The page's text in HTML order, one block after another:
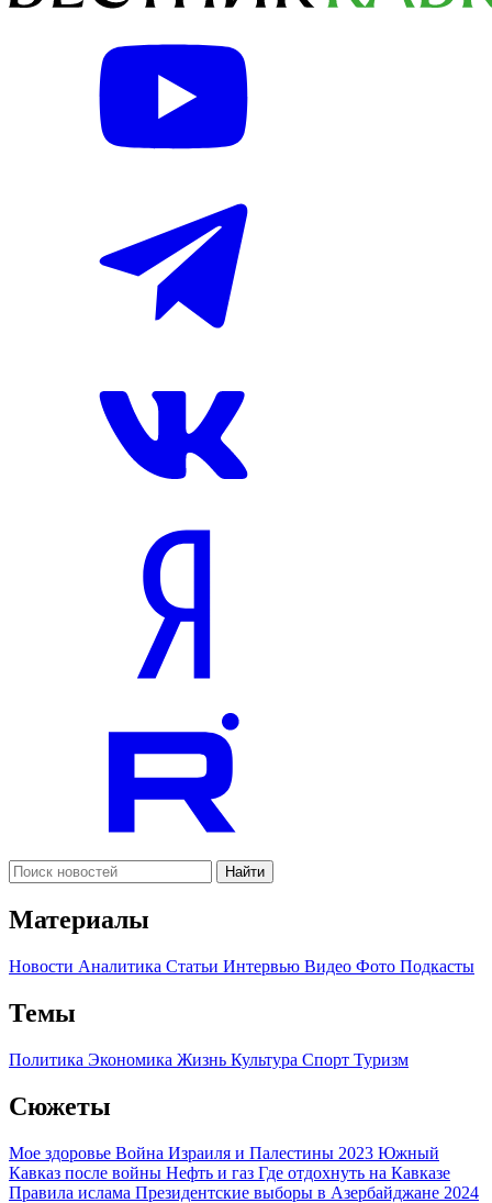
Найти
Материалы
Новости Аналитика Статьи Интервью Видео Фото Подкасты
Темы
Политика Экономика Жизнь Культура Спорт Туризм
Сюжеты
Мое здоровье Война Израиля и Палестины 2023 Южный
Кавказ после войны Нефть и газ Где отдохнуть на Кавказе
Правила ислама Президентские выборы в Азербайджане 2024